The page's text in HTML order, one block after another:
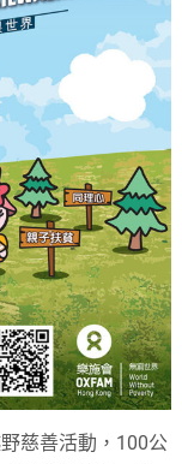
慈善活動，100公